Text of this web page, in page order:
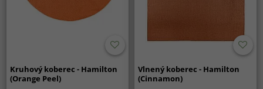
Kruhový koberec - Hamilton
(Orange Peel)
Vlnený koberec - Hamilton
(Cinnamon)